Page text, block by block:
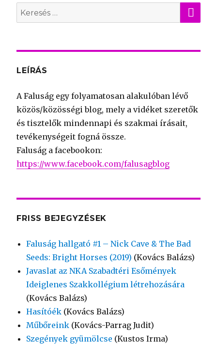
Search
for:
LEÍRÁS
A Faluság egy folyamatosan alakulóban lévő
közös/közösségi blog, mely a vidéket szeretők
és tisztelők mindennapi és szakmai írásait,
tevékenységeit fogná össze.
Faluság a facebookon:
https://www.facebook.com/falusagblog
FRISS BEJEGYZÉSEK
Faluság hallgató #1 – Nick Cave & The Bad
Seeds: Bright Horses (2019) (Kovács Balázs)
Javaslat az NKA Szabadtéri Esőmények
Ideiglenes Szakkollégium létrehozására
(Kovács Balázs)
Hasítóék (Kovács Balázs)
Műbőreink (Kovács-Parrag Judit)
Szegények gyümölcse (Kustos Irma)